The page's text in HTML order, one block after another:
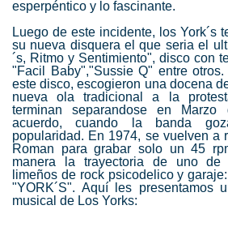
esperpéntico y lo fascinante.
Luego de este incidente, los York´s
su nueva disquera el que seria el
´s, Ritmo y Sentimiento", disco con
"Facil Baby","Sussie Q" entre
este disco, escogieron una docena
nueva ola tradicional a la
terminan separandose en
acuerdo, cuando la banda
popularidad. En 1974, se vuelven a
Roman para grabar solo un 45
manera la trayectoria de uno de
limeños de rock psicodelico y
"YORK´S". Aquí les presentamos
musical de Los Yorks: